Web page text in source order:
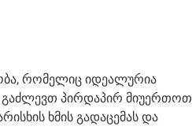
რომელიც იდეალურია
გაძლევთ პირდაპირ მიუერთოთ
ხმის გადაცემას და